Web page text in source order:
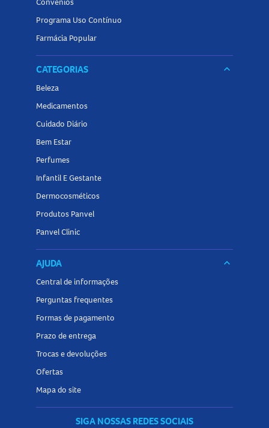
Programa Uso Contínuo
Farmácia Popular
CATEGORIAS keyboard_arrow_down
Beleza
Medicamentos
Cuidado Diário
Bem Estar
Perfumes
Infantil E Gestante
Dermocosméticos
Produtos Panvel
Panvel Clinic
AJUDA keyboard_arrow_down
Central de informações
Perguntas frequentes
Formas de pagamento
Prazo de entrega
Trocas e devoluções
Ofertas
Mapa do site
SIGA NOSSAS REDES SOCIAIS